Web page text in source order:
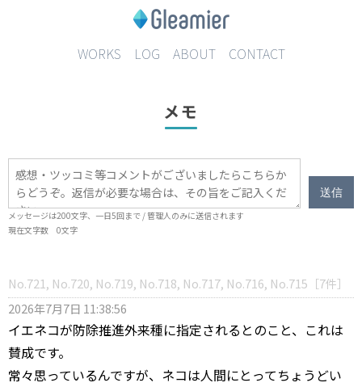
WORKS LOG ABOUT CONTACT
メモ
送信
メッセージは200文字、一日5回まで / 管理人のみに送信されます
現在文字数 0文字
No.721, No.720, No.719, No.718, No.717, No.716, No.715 ［7件］
2026年7月7日 11:38:56
イエネコが防除推進外来種に指定されるとのこと、これは
賛成です。
常々思っているんですが、ネコは人間にとってちょうどい